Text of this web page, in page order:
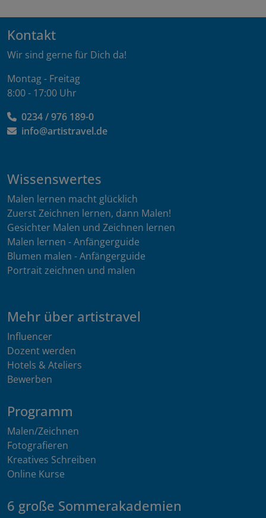
Kontakt
Wir sind gerne für Dich da!
Montag - Freitag
8:00 - 17:00 Uhr
0234 / 976 189-0
info@artistravel.de
Wissenswertes
Malen lernen macht glücklich
Zuerst Zeichnen lernen, dann Malen!
Gesichter Malen und Zeichnen lernen
Malen lernen - Anfängerguide
Blumen malen - Anfängerguide
Portrait zeichnen und malen
Mehr über artistravel
Influencer
Dozent werden
Hotels & Ateliers
Bewerben
Programm
Malen/Zeichnen
Fotografieren
Kreatives Schreiben
Online Kurse
6 große Sommerakademien